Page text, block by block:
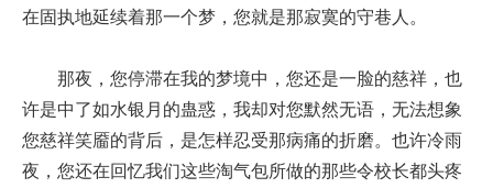
在固执地延续着那一个梦，您就是那寂寞的守巷人。
那夜，您停滞在我的梦境中，您还是一脸的慈祥，也
许是中了如水银月的蛊惑，我却对您默然无语，无法想象
您慈祥笑靥的背后，是怎样忍受那病痛的折磨。也许冷雨
夜，您还在回忆我们这些淘气包所做的那些令校长都头疼